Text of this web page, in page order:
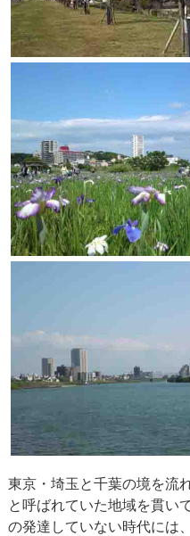
東京・埼玉と千葉の境を流
と呼ばれていた地域を貫い
の発達していない時代には